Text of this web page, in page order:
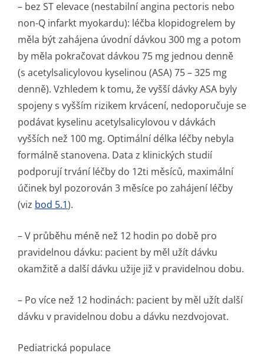
– bez ST elevace (nestabilní angina pectoris nebo
non-Q infarkt myokardu): léčba klopidogrelem by
měla být zahájena úvodní dávkou 300 mg a potom
by měla pokračovat dávkou 75 mg jednou denně
(s acetylsali­cylovou kyselinou (ASA) 75 – 325 mg
denně). Vzhledem k tomu, že vyšší dávky ASA byly
spojeny s vyšším rizikem krvácení, nedoporučuje se
podávat kyselinu acetylsalicylovou v dávkách
vyšších než 100 mg. Optimální délka léčby nebyla
formálně stanovena. Data z klinických studií
podporují trvání léčby do 12ti měsíců, maximální
účinek byl pozorován 3 měsíce po zahájení léčby
(viz bod 5.1).
– V průběhu méně než 12 hodin po době pro
pravidelnou dávku: pacient by měl užít dávku
okamžitě a další dávku užije již v pravidelnou dobu.
– Po více než 12 hodinách: pacient by měl užít další
dávku v pravidelnou dobu a dávku nezdvojovat.
Pediatrická populace